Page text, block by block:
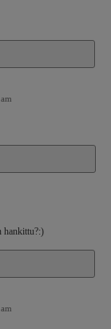
hankittu?:)